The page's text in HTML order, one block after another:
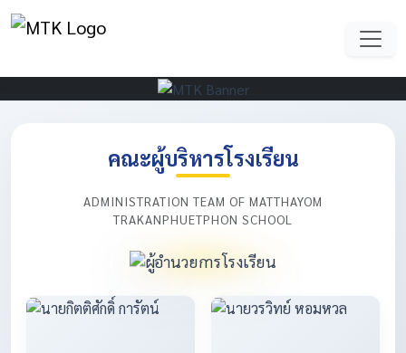
คณะผู้บริหารโรงเรียน
ADMINISTRATION TEAM OF MATTHAYOM
TRAKANPHUETPHON SCHOOL